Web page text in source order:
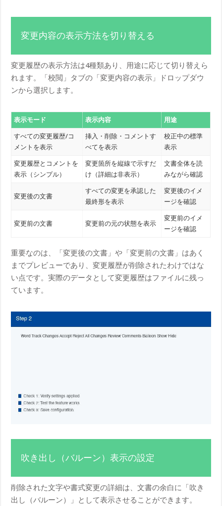
変更内容の表示方法を切り替える
変更履歴の表示方法は4種類あり、用途に応じて切り替えら
れます。「校閲」タブの「変更内容の表示」ドロップダウ
ンから選択します。
表示モード 表示内容 用途
すべての変更履歴/コ
メントを表示
挿入・削除・コメントす
べてを表示
校正中の標準
表示
変更履歴とコメントを
表示（シンプル）
変更箇所を縦線で示すだ
け（詳細は非表示）
文書全体を読
みながら確認
変更後の文書
すべての変更を承認した
最終形を表示
変更後のイメ
ージを確認
変更前の文書 変更前の元の状態を表示
変更前のイメ
ージを確認
重要なのは、「変更後の文書」や「変更前の文書」はあく
までプレビューであり、変更履歴が削除されたわけではな
い点です。実際のデータとして変更履歴はファイルに残っ
ています。
吹き出し（バルーン）表示の設定
削除された文字や書式変更の詳細は、文書の余白に「吹き
出し（バルーン）」として表示させることができます。